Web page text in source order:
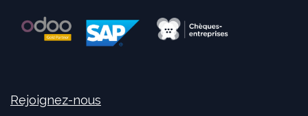
Rejoignez-nous